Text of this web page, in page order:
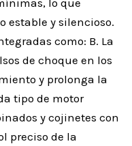
lo que
estable y silencioso.
como: B. La
de choque en los
y prolonga la
tipo de motor
y cojinetes con
preciso de la